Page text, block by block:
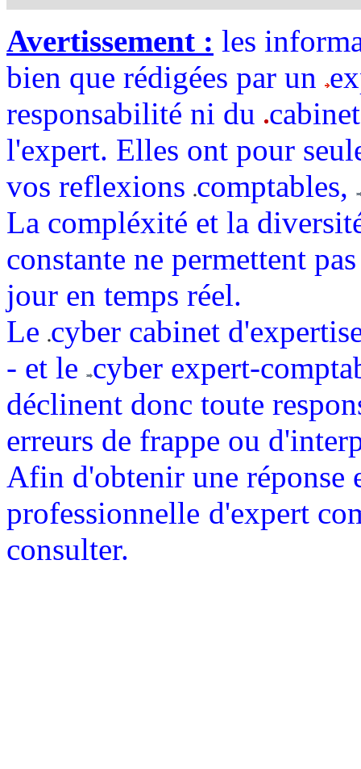
Avertissement : les
bien que rédigées par un
responsabilité ni du
l'expert. Elles ont pour
vos reflexions comptables,
La compléxité et la
constante ne permettent
jour en temps réel.
Le cyber cabinet
- et le cyber expert-
déclinent donc toute
erreurs de frappe ou
Afin d'obtenir une réponse
professionnelle d'expert
consulter.